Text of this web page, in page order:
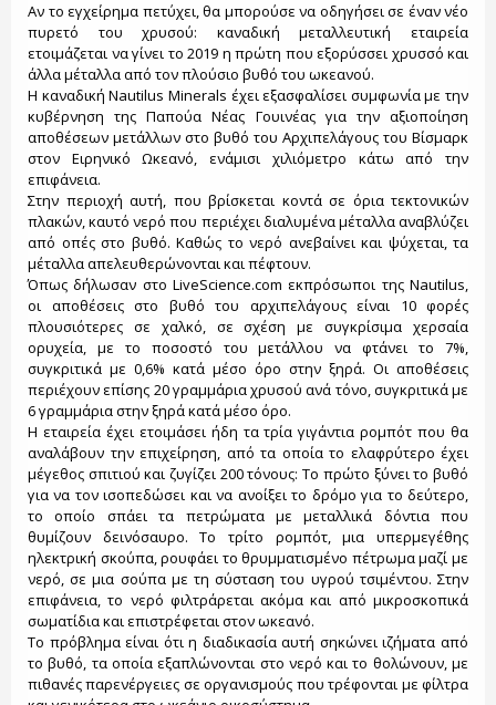
Αν το εγχείρημα πετύχει, θα μπορούσε να οδηγήσει σε έναν νέο
πυρετό του χρυσού: καναδική μεταλλευτική εταιρεία
ετοιμάζεται να γίνει το 2019 η πρώτη που εξορύσσει χρυσσό και
άλλα μέταλλα από τον πλούσιο βυθό του ωκεανού.
Η καναδική Nautilus Minerals έχει εξασφαλίσει συμφωνία με την
κυβέρνηση της Παπούα Νέας Γουινέας για την αξιοποίηση
αποθέσεων μετάλλων στο βυθό του Αρχιπελάγους του Βίσμαρκ
στον Ειρηνικό Ωκεανό, ενάμισι χιλιόμετρο κάτω από την
επιφάνεια.
Στην περιοχή αυτή, που βρίσκεται κοντά σε όρια τεκτονικών
πλακών, καυτό νερό που περιέχει διαλυμένα μέταλλα αναβλύζει
από οπές στο βυθό. Καθώς το νερό ανεβαίνει και ψύχεται, τα
μέταλλα απελευθερώνονται και πέφτουν.
Όπως δήλωσαν στο LiveScience.com εκπρόσωποι της Nautilus,
οι αποθέσεις στο βυθό του αρχιπελάγους είναι 10 φορές
πλουσιότερες σε χαλκό, σε σχέση με συγκρίσιμα χερσαία
ορυχεία, με το ποσοστό του μετάλλου να φτάνει το 7%,
συγκριτικά με 0,6% κατά μέσο όρο στην ξηρά. Οι αποθέσεις
περιέχουν επίσης 20 γραμμάρια χρυσού ανά τόνο, συγκριτικά με
6 γραμμάρια στην ξηρά κατά μέσο όρο.
Η εταιρεία έχει ετοιμάσει ήδη τα τρία γιγάντια ρομπότ που θα
αναλάβουν την επιχείρηση, από τα οποία το ελαφρύτερο έχει
μέγεθος σπιτιού και ζυγίζει 200 τόνους: Το πρώτο ξύνει το βυθό
για να τον ισοπεδώσει και να ανοίξει το δρόμο για το δεύτερο,
το οποίο σπάει τα πετρώματα με μεταλλικά δόντια που
θυμίζουν δεινόσαυρο. Το τρίτο ρομπότ, μια υπερμεγέθης
ηλεκτρική σκούπα, ρουφάει το θρυμματισμένο πέτρωμα μαζί με
νερό, σε μια σούπα με τη σύσταση του υγρού τσιμέντου. Στην
επιφάνεια, το νερό φιλτράρεται ακόμα και από μικροσκοπικά
σωματίδια και επιστρέφεται στον ωκεανό.
Το πρόβλημα είναι ότι η διαδικασία αυτή σηκώνει ιζήματα από
το βυθό, τα οποία εξαπλώνονται στο νερό και το θολώνουν, με
πιθανές παρενέργειες σε οργανισμούς που τρέφονται με φίλτρα